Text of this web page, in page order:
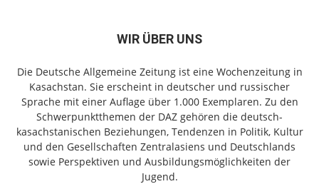
WIR ÜBER UNS
Die Deutsche Allgemeine Zeitung ist eine Wochenzeitung in
Kasachstan. Sie erscheint in deutscher und russischer
Sprache mit einer Auflage über 1.000 Exemplaren. Zu den
Schwerpunktthemen der DAZ gehören die deutsch-
kasachstanischen Beziehungen, Tendenzen in Politik, Kultur
und den Gesellschaften Zentralasiens und Deutschlands
sowie Perspektiven und Ausbildungsmöglichkeiten der
Jugend.